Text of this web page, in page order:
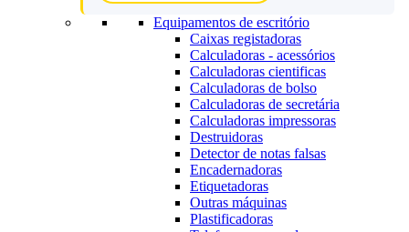
Equipamentos de escritório
Caixas registadoras
Calculadoras - acessórios
Calculadoras cientificas
Calculadoras de bolso
Calculadoras de secretária
Calculadoras impressoras
Destruidoras
Detector de notas falsas
Encadernadoras
Etiquetadoras
Outras máquinas
Plastificadoras